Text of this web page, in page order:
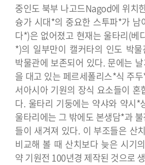
중인도 북부 나고드Nagod에 위치
슝가 시대*의 중요한 스투파*가 남
다*)은 없어졌고 현재는 울타리(베
*)의 일부만이 캘커타의 인도 박
박물관에 보존되어 있다. 문에는
을 대고 있는 페르세폴리스*식 주
서아시아 기원의 장식 요소들이 혼
다. 울타리 기둥에는 약샤와 약시*
울타리에는 그 밖에도 본생담*과
들이 새겨져 있다. 이 부조들은 산
비교해 볼 때 산치보다 늦은 시기
약 기원전 100년경 제작된 것으로